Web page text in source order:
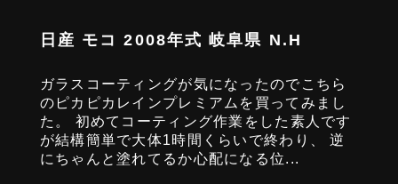
日産 モコ 2008年式 岐阜県 N.H
ガラスコーティングが気になったのでこちら
のピカピカレインプレミアムを買ってみまし
た。 初めてコーティング作業をした素人です
が結構簡単で大体1時間くらいで終わり、 逆
にちゃんと塗れてるか心配になる位...